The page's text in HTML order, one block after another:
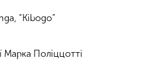
“Kibogo”
Марка Поліццотті